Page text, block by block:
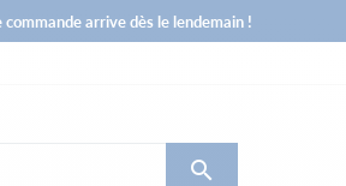
arrive dès le lendemain !
